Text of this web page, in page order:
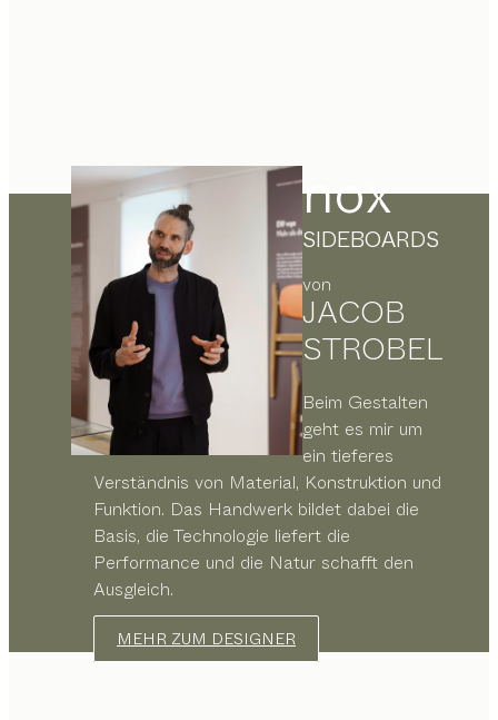
nox
SIDEBOARDS
von
JACOB
STROBEL
Beim Gestalten
geht es mir um
ein tieferes
Verständnis von Material, Konstruktion und
Funktion. Das Handwerk bildet dabei die
Basis, die Technologie liefert die
Performance und die Natur schafft den
Ausgleich.
MEHR ZUM DESIGNER